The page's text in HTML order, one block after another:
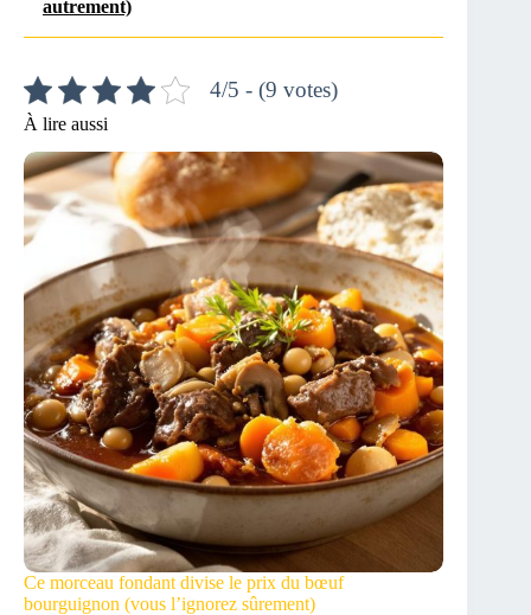
autrement)
4/5 - (9 votes)
À lire aussi
Ce morceau fondant divise le prix du bœuf
bourguignon (vous l’ignorez sûrement)